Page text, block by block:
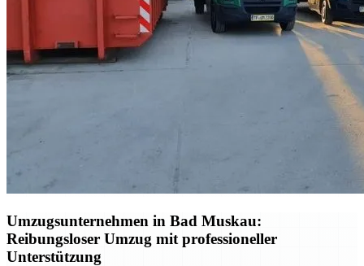
Umzugsunternehmen in Bad Muskau:
Reibungsloser Umzug mit professioneller
Unterstützung